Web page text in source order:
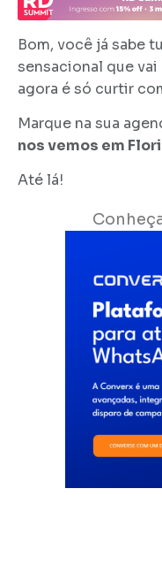
Bom, você já sabe
sensacional que
agora é só curtir
Marque na sua
nos vemos em
Até lá!